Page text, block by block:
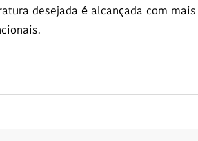
desejada é alcançada com